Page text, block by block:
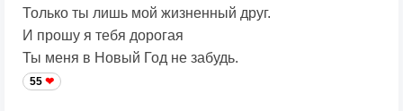
Только ты лишь мой жизненный друг.
И прошу я тебя дорогая
Ты меня в Новый Год не забудь.
55